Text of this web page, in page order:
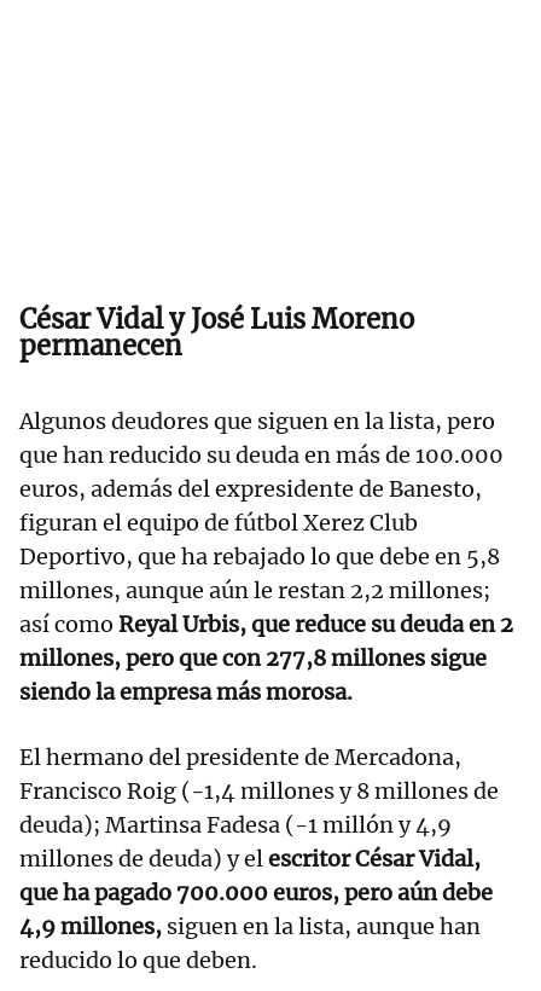
César Vidal y José Luis Moreno
permanecen
Algunos deudores que siguen en la lista, pero
que han reducido su deuda en más de 100.000
euros, además del expresidente de Banesto,
figuran el equipo de fútbol Xerez Club
Deportivo, que ha rebajado lo que debe en 5,8
millones, aunque aún le restan 2,2 millones;
así como Reyal Urbis, que reduce su deuda en 2
millones, pero que con 277,8 millones sigue
siendo la empresa más morosa.
El hermano del presidente de Mercadona,
Francisco Roig (-1,4 millones y 8 millones de
deuda); Martinsa Fadesa (-1 millón y 4,9
millones de deuda) y elescritor César Vidal,
que ha pagado 700.000 euros, pero aún debe
4,9 millones, siguen en la lista, aunque han
reducido lo que deben.